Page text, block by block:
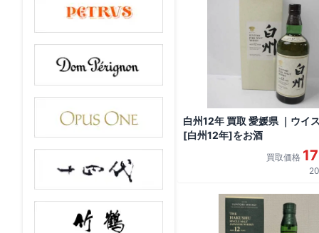
白州12年 買取 愛媛県 ｜ウイ
[白州12年]をお酒
買取価格